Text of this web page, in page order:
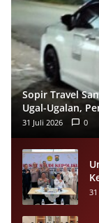
Sopir Travel
Ugal-Ugalan,
Almeera
31 Juli 2026 0